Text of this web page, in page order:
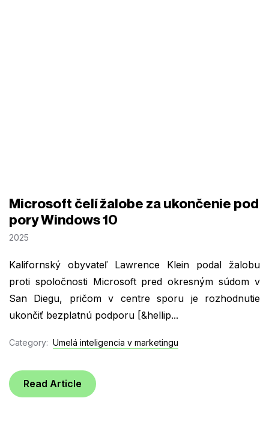
Microsoft čelí žalobe za ukončenie pod
pory Windows 10
2025
Kalifornský obyvateľ Lawrence Klein podal žalobu
proti spoločnosti Microsoft pred okresným súdom v
San Diegu, pričom v centre sporu je rozhodnutie
ukončiť bezplatnú podporu [&hellip...
Category: Umelá inteligencia v marketingu
Read Article